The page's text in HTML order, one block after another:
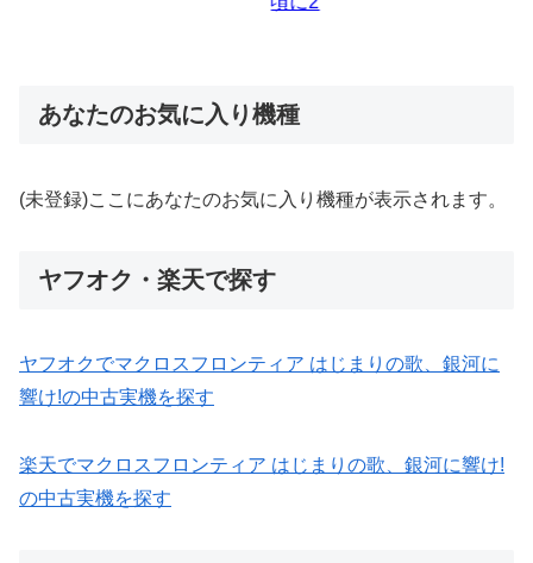
あなたのお気に入り機種
(未登録)ここにあなたのお気に入り機種が表示されます。
ヤフオク・楽天で探す
ヤフオクでマクロスフロンティア はじまりの歌、銀河に
響け!の中古実機を探す
楽天でマクロスフロンティア はじまりの歌、銀河に響け!
の中古実機を探す